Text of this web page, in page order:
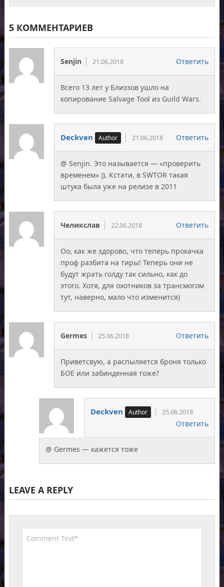
5 КОММЕНТАРИЕВ
Senjin 21.06.2018 Ответить
Всего 13 лет у Близзов ушло на
копирование Salvage Tool из Guild Wars.
Deckven 21.06.2018 Ответить
@ Senjin. Это называется — «проверить
временем» )). Кстати, в SWTOR такая
штука была уже на релизе в 2011
Челикслав 22.06.2018 Ответить
Оо, как же здорово, что теперь прокачка
проф разбита на тиры! Теперь они не
будут жрать голду так сильно, как до
этого. Хотя, для охотников за трансмогом
тут, наверно, мало что изменится)
Germes 25.06.2018 Ответить
Приветсвую, а распыляется броня только
БОЕ или забинденная тоже?
Deckven 25.06.2018
Ответить
@ Germes — кажется тоже
LEAVE A REPLY